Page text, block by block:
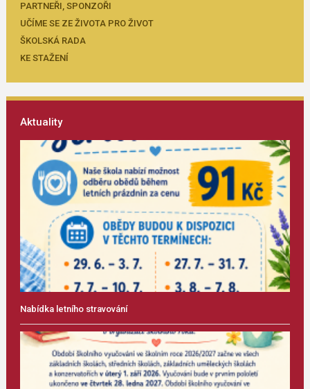
PARTNEŘI, SPONZOŘI
UČÍME SE ZE ŽIVOTA PRO ŽIVOT
ŠKOLSKÁ RADA
KE STAŽENÍ
Aktuality
Nabídka letního stravování